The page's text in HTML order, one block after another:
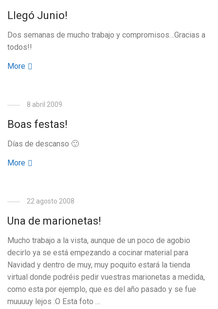
Llegó Junio!
Dos semanas de mucho trabajo y compromisos…Gracias a
todos!!
More
8 abril 2009
Boas festas!
Días de descanso 🙂
More
22 agosto 2008
Una de marionetas!
Mucho trabajo a la vista, aunque de un poco de agobio
decirlo ya se está empezando a cocinar material para
Navidad y dentro de muy, muy poquito estará la tienda
virtual donde podréis pedir vuestras marionetas a medida,
como esta por ejemplo, que es del año pasado y se fue
muuuuy lejos :O Esta foto …